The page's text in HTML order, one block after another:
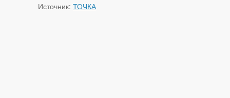
Источник: ТОЧКА